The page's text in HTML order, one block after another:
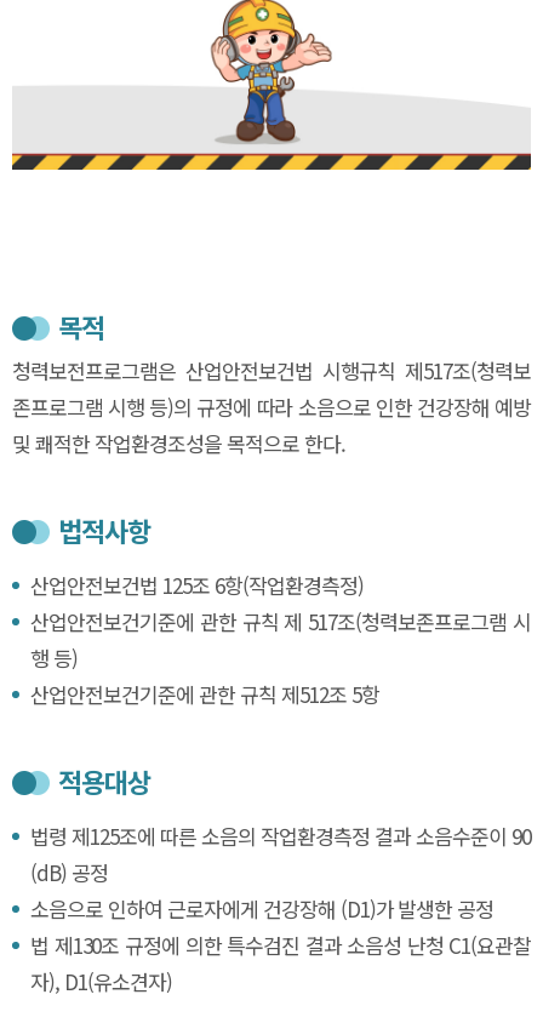
목적
청력보전프로그램은 산업안전보건법 시행규칙 제517조(청력보
존프로그램 시행 등)의 규정에 따라 소음으로 인한 건강장해 예방
및 쾌적한 작업환경조성을 목적으로 한다.
법적사항
산업안전보건법 125조 6항(작업환경측정)
산업안전보건기준에 관한 규칙 제 517조(청력보존프로그램 시
행 등)
산업안전보건기준에 관한 규칙 제512조 5항
적용대상
법령 제125조에 따른 소음의 작업환경측정 결과 소음수준이 90
(dB) 공정
소음으로 인하여 근로자에게 건강장해 (D1)가 발생한 공정
법 제130조 규정에 의한 특수검진 결과 소음성 난청 C1(요관찰
자), D1(유소견자)